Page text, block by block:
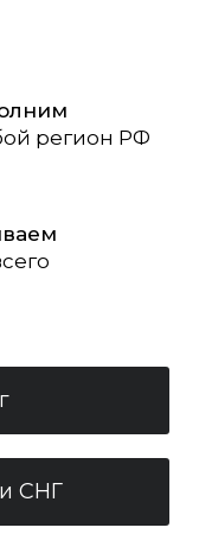
регион РФ
СНГ